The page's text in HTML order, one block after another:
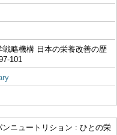
略機構 日本の栄養改善の歴
101
ニュートリション : ひとの栄